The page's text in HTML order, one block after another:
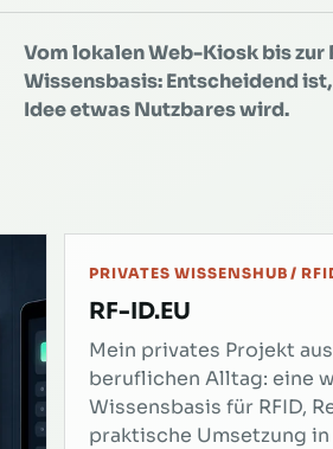
Vom lokalen Web-Kiosk bis zur
Wissensbasis: Entscheidend
Idee etwas Nutzbares wird.
PRIVATES WISSENSHUB /
RF-ID.EU
Mein privates Projekt
beruflichen Alltag: eine
Wissensbasis für RFID,
praktische Umsetzung